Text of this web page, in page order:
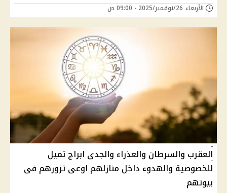
الأربعاء 26/نوفمبر/2025 - 09:00 ص
العقرب والسرطان والعذراء والجدى ابراج تميل
للخصوصية والهدوء داخل منازلهم اوعى تزورهم فى
بيوتهم